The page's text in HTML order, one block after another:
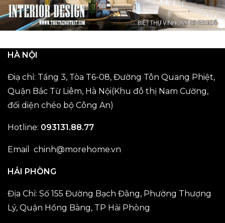
HÀ NỘI
Điạ chỉ: Tầng 3, Tòa T6-08, Đường Tôn Quang Phiệt,
Quận Bắc Từ Liêm, Hà Nội(Khu đô thị Nam Cường,
đối diện chéo bộ Công An)
Hotline: 093131.88.77
Email chinh@morehome.vn
HẢI PHÒNG
Địa Chỉ: Số 155 Đường Bạch Đằng, Phường Thượng
Lý, Quận Hồng Bàng, TP Hải Phòng